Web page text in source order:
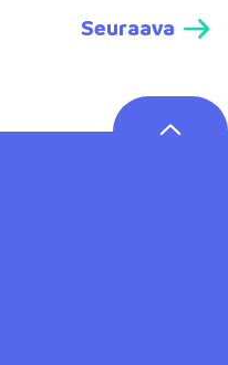
Seuraava